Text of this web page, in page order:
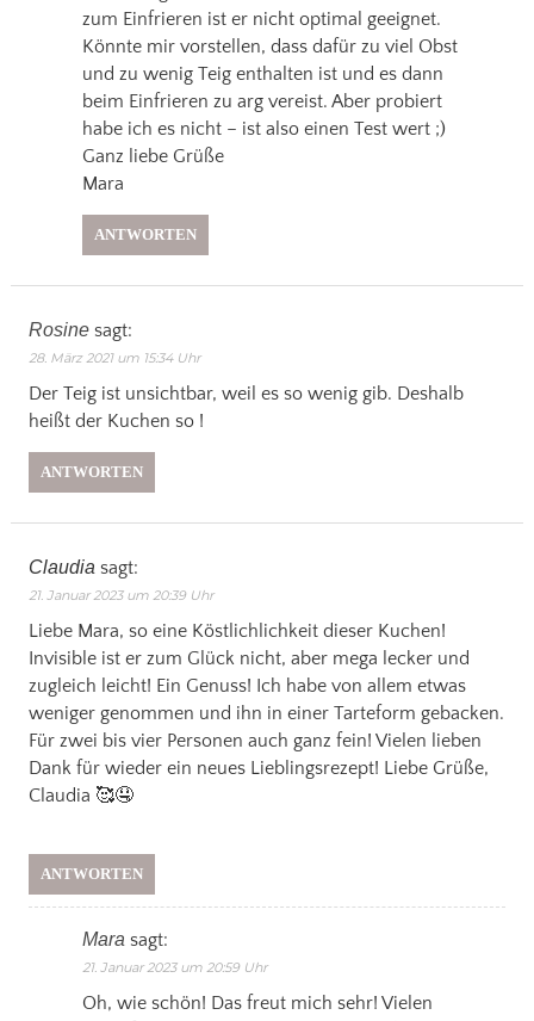
zum Einfrieren ist er nicht optimal geeignet.
Könnte mir vorstellen, dass dafür zu viel Obst
und zu wenig Teig enthalten ist und es dann
beim Einfrieren zu arg vereist. Aber probiert
habe ich es nicht – ist also einen Test wert ;)
Ganz liebe Grüße
Mara
ANTWORTEN
Rosine sagt:
28. März 2021 um 15:34 Uhr
Der Teig ist unsichtbar, weil es so wenig gib. Deshalb
heißt der Kuchen so !
ANTWORTEN
Claudia sagt:
21. Januar 2023 um 20:39 Uhr
Liebe Mara, so eine Köstlichlichkeit dieser Kuchen!
Invisible ist er zum Glück nicht, aber mega lecker und
zugleich leicht! Ein Genuss! Ich habe von allem etwas
weniger genommen und ihn in einer Tarteform gebacken.
Für zwei bis vier Personen auch ganz fein! Vielen lieben
Dank für wieder ein neues Lieblingsrezept! Liebe Grüße,
Claudia 🥰🤤
ANTWORTEN
Mara sagt:
21. Januar 2023 um 20:59 Uhr
Oh, wie schön! Das freut mich sehr! Vielen